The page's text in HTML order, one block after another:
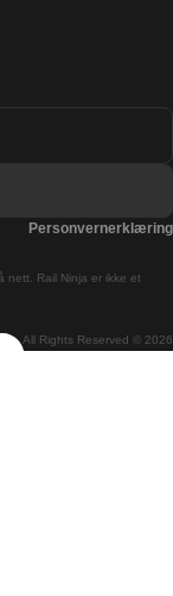
All Rights Reserved © 2026
nett. Rail Ninja er ikke et
Personvernerklæring